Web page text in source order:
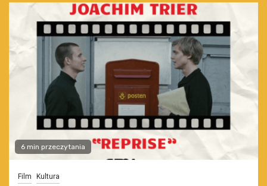
6 min przeczytania
Film Kultura